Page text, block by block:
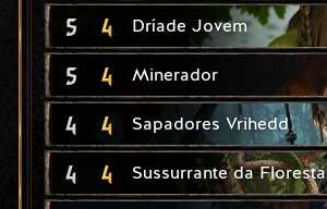
5 4 Dríade Jovem
5 4 Minerador
4 4 Sapadores Vrihedd
4 4 Sussurrante da Floresta